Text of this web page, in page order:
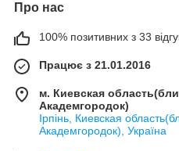
Про нас
100% позитивних з 33
Працює з 21.01.2016
м. Киевская
Академгородок)
Ірпінь, Киевская
Академгородок), Україна